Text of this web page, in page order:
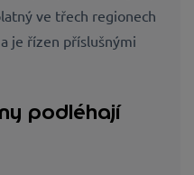
ve třech regionech
a je řízen příslušnými
podléhají